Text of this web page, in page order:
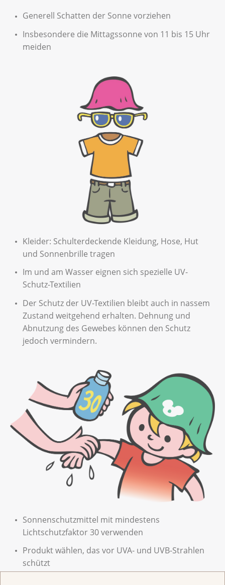
Generell Schatten der Sonne vorziehen
Insbesondere die Mittagssonne von 11 bis 15 Uhr
meiden
Kleider: Schulterdeckende Kleidung, Hose, Hut
und Sonnenbrille tragen
Im und am Wasser eignen sich spezielle UV-
Schutz-Textilien
Der Schutz der UV-Textilien bleibt auch in nassem
Zustand weitgehend erhalten. Dehnung und
Abnutzung des Gewebes können den Schutz
jedoch vermindern.
Sonnenschutzmittel mit mindestens
Lichtschutzfaktor 30 verwenden
Produkt wählen, das vor UVA- und UVB-Strahlen
schützt